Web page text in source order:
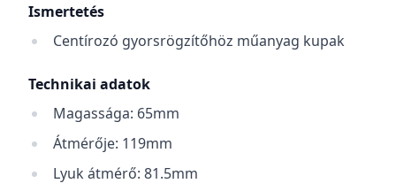
Ismertetés
Centírozó gyorsrögzítőhöz műanyag kupak
Technikai adatok
Magassága: 65mm
Átmérője: 119mm
Lyuk átmérő: 81.5mm